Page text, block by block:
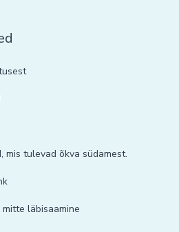
mis tulevad õkva südamest.
läbisaamine